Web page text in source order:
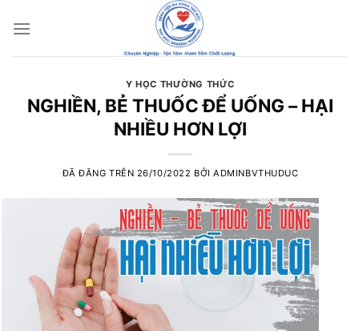
đến
Y HỌC THƯỜNG THỨC
NGHIỀN, BẺ THUỐC ĐỂ UỐNG – HẠI
NHIỀU HƠN LỢI
ĐÃ ĐĂNG TRÊN 26/10/2022 BỞIADMINBVTHUDUC